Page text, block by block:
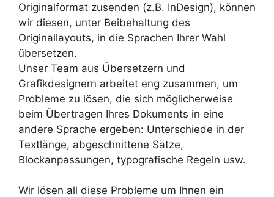
Originalformat zusenden (z.B. InDesign), können
wir diesen, unter Beibehaltung des
Originallayouts, in die Sprachen Ihrer Wahl
übersetzen.
Unser Team aus Übersetzern und
Grafikdesignern arbeitet eng zusammen, um
Probleme zu lösen, die sich möglicherweise
beim Übertragen Ihres Dokuments in eine
andere Sprache ergeben: Unterschiede in der
Textlänge, abgeschnittene Sätze,
Blockanpassungen, typografische Regeln usw.
Wir lösen all diese Probleme um Ihnen ein